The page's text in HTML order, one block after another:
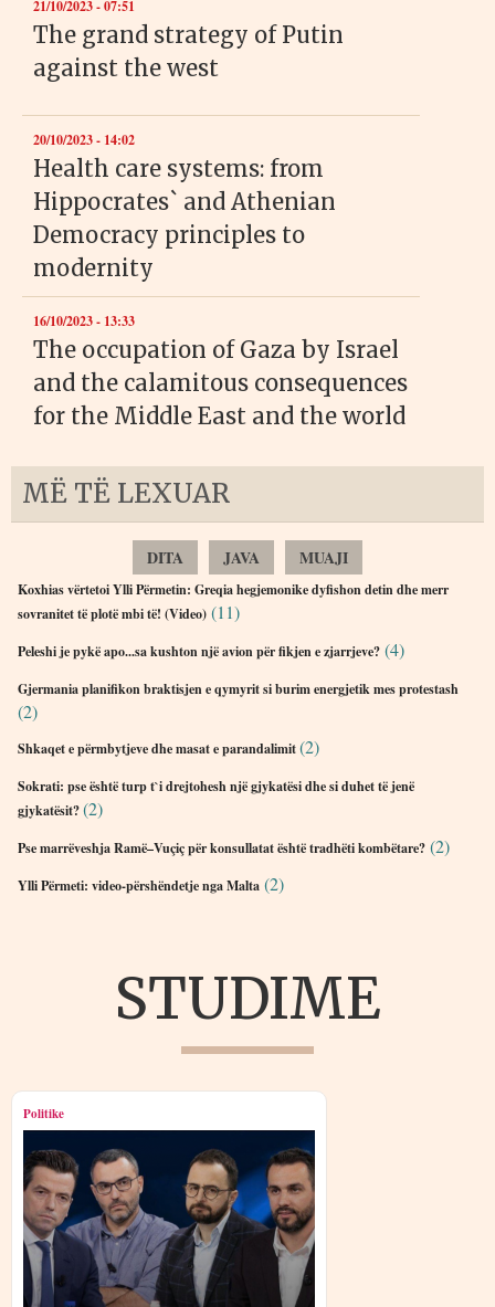
21/10/2023 - 07:51
The grand strategy of Putin
against the west
20/10/2023 - 14:02
Health care systems: from
Hippocrates` and Athenian
Democracy principles to
modernity
16/10/2023 - 13:33
The occupation of Gaza by Israel
and the calamitous consequences
for the Middle East and the world
MË TË LEXUAR
DITA JAVA MUAJI
Koxhias vërtetoi Ylli Përmetin: Greqia hegjemonike dyfishon detin dhe merr
sovranitet të plotë mbi të! (Video) (11)
Peleshi je pykë apo...sa kushton një avion për fikjen e zjarrjeve? (4)
Gjermania planifikon braktisjen e qymyrit si burim energjetik mes protestash
(2)
Shkaqet e përmbytjeve dhe masat e parandalimit(2)
Sokrati: pse është turp t`i drejtohesh një gjykatësi dhe si duhet të jenë
gjykatësit?(2)
Pse marrëveshja Ramë–Vuçiç për konsullatat është tradhëti kombëtare? (2)
Ylli Përmeti: video-përshëndetje nga Malta (2)
STUDIME
Politike